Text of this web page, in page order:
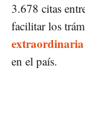
3.678 citas
facilitar los
extraordinaria
en el país.